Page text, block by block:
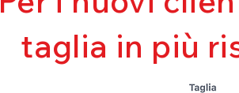
taglia in più